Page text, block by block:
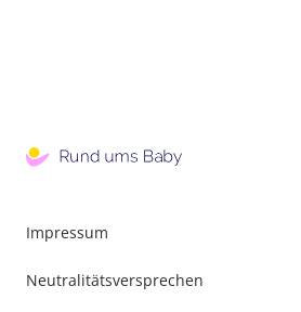
Impressum
Neutralitätsversprechen